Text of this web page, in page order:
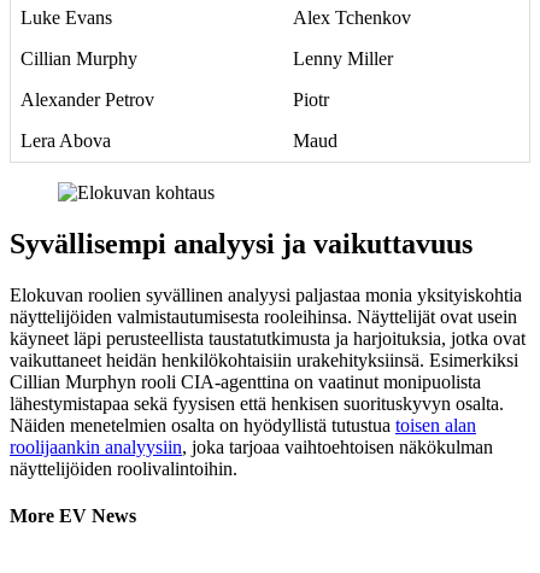
Luke Evans
Alex Tchenkov
Cillian Murphy
Lenny Miller
Alexander Petrov
Piotr
Lera Abova
Maud
Syvällisempi analyysi ja vaikuttavuus
Elokuvan roolien syvällinen analyysi paljastaa monia yksityiskohtia
näyttelijöiden valmistautumisesta rooleihinsa. Näyttelijät ovat usein
käyneet läpi perusteellista taustatutkimusta ja harjoituksia, jotka ovat
vaikuttaneet heidän henkilökohtaisiin urakehityksiinsä. Esimerkiksi
Cillian Murphyn rooli CIA-agenttina on vaatinut monipuolista
lähestymistapaa sekä fyysisen että henkisen suorituskyvyn osalta.
Näiden menetelmien osalta on hyödyllistä tutustua toisen alan
roolijaankin analyysiin, joka tarjoaa vaihtoehtoisen näkökulman
näyttelijöiden roolivalintoihin.
More EV News